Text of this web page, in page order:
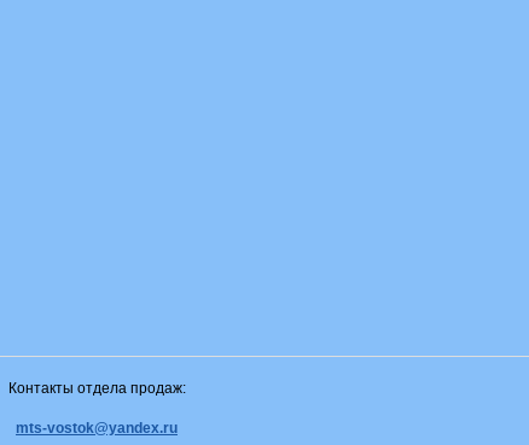
Контакты отдела продаж:
mts-vostok@yandex.ru